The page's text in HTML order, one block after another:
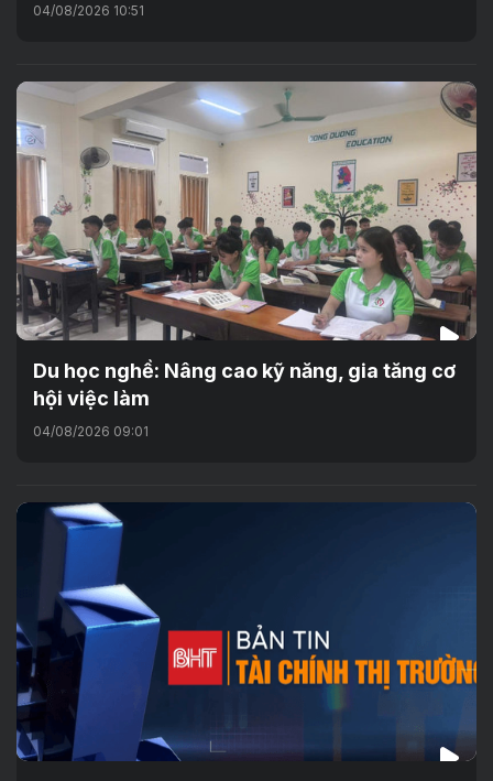
04/08/2026 10:51
Du học nghề: Nâng cao kỹ năng, gia tăng cơ
hội việc làm
04/08/2026 09:01